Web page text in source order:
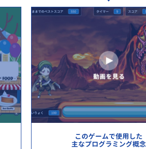
このゲームで使用した
主なプログラミング概念